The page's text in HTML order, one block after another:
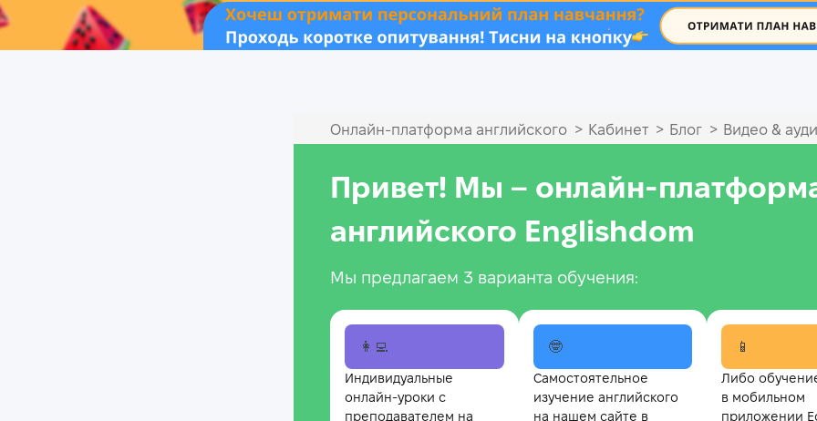
.
Онлайн‑платформа английского > Кабинет > Блог > Видео &
Привет! Мы –
английского Englishdom
Мы предлагаем 3 варианта обучения:
👩‍💻
Индивидуальные
онлайн-уроки с
преподавателем на
🤓
Самостоятельное
изучение английского
на нашем сайте в
📱
Либо
в мобильном
приложении